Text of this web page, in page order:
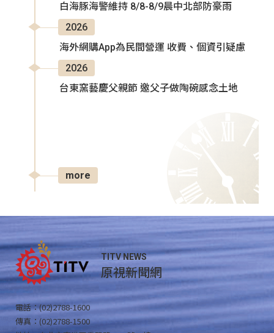
白海豚海警維持 8/8-8/9晨中北部防豪雨
2026
海外網購App為民間營運 收費、個資引疑慮
2026
台東窯藝慶父親節 邀父子做陶碗感念土地
more
TITV NEWS
原視新聞網
電話：(02)2788-1600
傳真：(02)2788-1500